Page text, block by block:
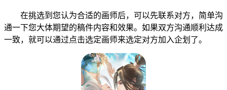
在挑选到您认为合适的画师后，可以先联系对方，简单沟
通一下您大体期望的稿件内容和效果。如果双方沟通顺利达成
一致，就可以通过点击选定画师来选定对方加入企划了。